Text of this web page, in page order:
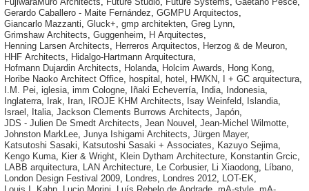
Gerardo Caballero - Maite Fernández, GGMPU Arquitectos,
Giancarlo Mazzanti, Gluck+, gmp architekten, Greg Lynn,
Grimshaw Architects, Guggenheim, H Arquitectes,
Henning Larsen Architects, Herreros Arquitectos, Herzog & de Meuron,
HHF Architects, Hidalgo-Hartmann Arquitectura,
Hofmann Dujardin Architects, Holanda, Holcim Awards, Hong Kong,
Horibe Naoko Architect Office, hospital , hotel , HWKN, I + GC arquitectura,
I.M. Pei, iglesia, imm Cologne, Iñaki Echeverría, India, Indonesia,
Inglaterra, Irak, Iran, IROJE KHM Architects, Isay Weinfeld, Islandia,
Israel , Italia, Jackson Clements Burrows Architects, Japón,
JDS - Julien De Smedt Architects, Jean Nouvel , Jean-Michel Wilmotte,
Johnston MarkLee, Junya Ishigami Architects, Jürgen Mayer,
Katsutoshi Sasaki, Katsutoshi Sasaki + Associates, Kazuyo Sejima,
Kengo Kuma, Kier & Wright, Klein Dytham Architecture, Konstantin Grcic,
LABB arquitectura, LAN Architecture, Le Corbusier, Li Xiaodong, Líbano,
London Design Festival 2009, Londres, Londres 2012, LOT-EK,